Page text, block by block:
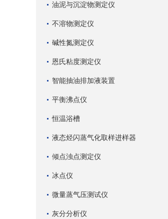
油泥与沉淀物测定仪
不溶物测定仪
碱性氮测定仪
恩氏粘度测定仪
智能抽油排加液装置
平衡沸点仪
恒温浴槽
液态烃闪蒸气化取样进样器
倾点浊点测定仪
冰点仪
微量蒸气压测试仪
灰分分析仪